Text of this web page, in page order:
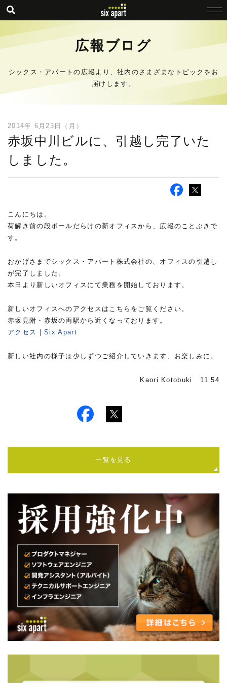
広報ブログ
シックス・アパートの広報より、社内のさまざまなトピックをお
届けします。
2014年 6月23日（月）
赤坂中川ビルに、引越し完了いた
しました。
こんにちは。
荷解き前の段ボールだらけの新オフィスから、広報のことぶきで
す。
おかげさまでシックス・アパート株式会社の、オフィスの引越し
が完了しました。
本日より新しいオフィスにて業務を開始しております。
新しいオフィスへのアクセスはこちらをご覧ください。
赤坂見附・赤坂の両駅から近くなっております。
アクセス | Six Apart
新しい社内の様子は少しずつご紹介していきます、お楽しみに。
Kaori Kotobuki 11:54
一覧を見る